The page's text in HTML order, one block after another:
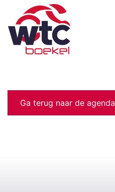
Ga terug naar de agenda